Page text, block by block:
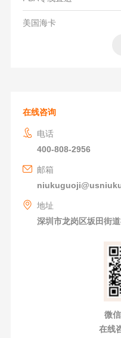
美国海卡
在线咨询
电话
400-808-2956
邮箱
地址
深圳市龙岗区坂田街
微
在线